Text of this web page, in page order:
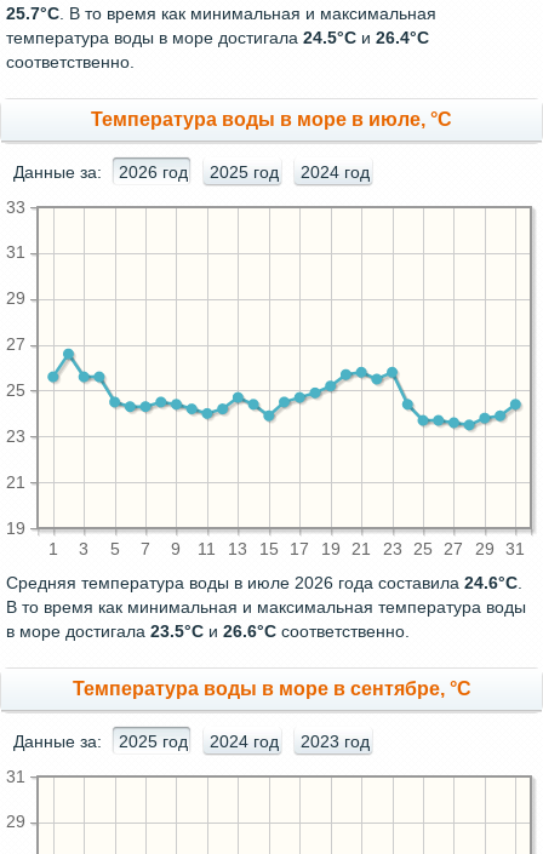
25.7°C . В то время как минимальная и максимальная
температура воды в море достигала 24.5°C и 26.4°C
соответственно.
Температура воды в море в июле, °C
Данные за: 2026 год 2025 год 2024 год
1 3 5 7 9 11 13 15 17 19 21 23 25 27 29 31
19
21
23
25
27
29
31
33
Средняя температура воды в июле 2026 года составила 24.6°C
В то время как минимальная и максимальная температура воды
в море достигала 23.5°C и 26.6°C соответственно.
Температура воды в море в сентябре, °C
Данные за: 2025 год 2024 год 2023 год
29
31